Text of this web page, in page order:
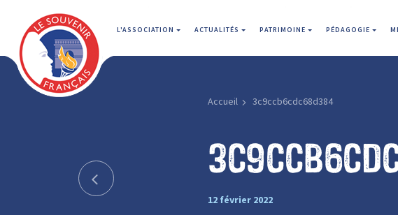
L'ASSOCIATION ACTUALITÉS PATRIMOINE PÉDAGOGIE
Accueil 3c9ccb6cdc68d384
12 février 2022